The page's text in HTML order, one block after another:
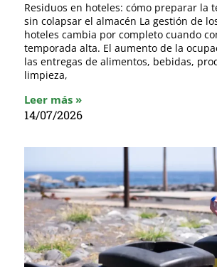
Residuos en hoteles: cómo preparar la
sin colapsar el almacén La gestión de
hoteles cambia por completo cuando
temporada alta. El aumento de la
las entregas de alimentos, bebidas,
limpieza,
Leer más »
14/07/2026